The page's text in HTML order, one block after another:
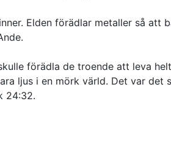
Elden förädlar metaller så att
förädla de troende att leva
ljus i en mörk värld. Det var det
24:32.